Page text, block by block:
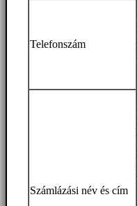
Telefonszám
Számlázási név és cím